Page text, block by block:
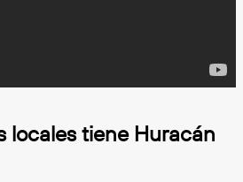
locales tiene Huracán